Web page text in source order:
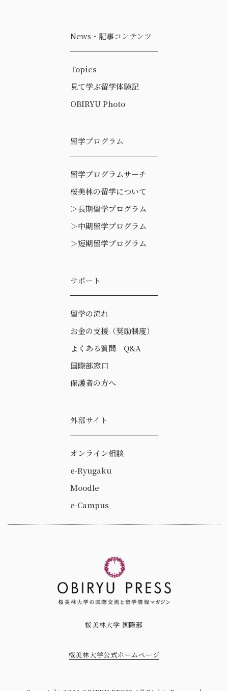
News・記事コンテンツ
Topics
見て学ぶ留学体験記
OBIRYU Photo
留学プログラム
留学プログラムサーチ
桜美林の留学について
＞長期留学プログラム
＞中期留学プログラム
＞短期留学プログラム
サポート
留学の流れ
お金の支援（奨励制度）
よくある質問 Q&A
国際部窓口
保護者の方へ
外部サイト
オンライン相談
e-Ryugaku
Moodle
e-Campus
桜美林大学 国際部
桜美林大学公式ホームページ